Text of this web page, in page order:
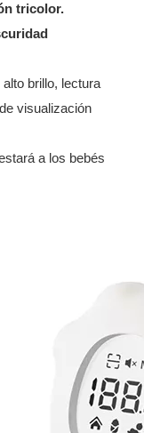
tricolor.
brillo, lectura
visualización
a los bebés